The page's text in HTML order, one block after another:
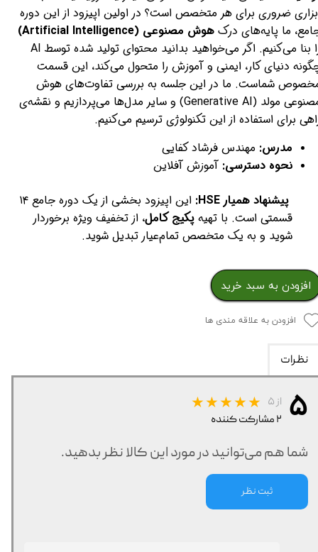
ضروری برای هر متخصص است؟ در اولین اپیزود از این دوره
ما پایه‌های درکهوش مصنوعی (Artificial Intelligence)
را بنا می‌کنیم. اگر می‌خواهید بدانید محتوای تولید شده توسط AI
دنیای کار، ایمنی و آموزش را متحول می‌کند، این قسمت
شماست. ما در این جلسه به بررسی تفاوت‌های هوش
مصنوعی مولد (Generative AI) و سایر مدل‌ها می‌پردازیم و نقشه‌ی
برای استفاده از این تکنولوژی ترسیم می‌کنیم.
مدرس: مهندس فرشاد کفایی
نحوه دسترسی: آموزش آفلاین
پیشنهاد همیار HSE:
این اپیزود بخشی از یک دوره جامع ۱۴
قسمتی است. با تهیهپکیج کامل، از تخفیف ویژه برخوردار
شوید و به یک متخصص تمام‌عیار تبدیل شوید.
افزودن به سبد خرید
افزودن به علاقه مندی ها
نظرات
۵ از ۵
۲ مشارکت کننده
شما هم می‌توانید در مورد این کالا نظر بدهید.
ثبت نظر